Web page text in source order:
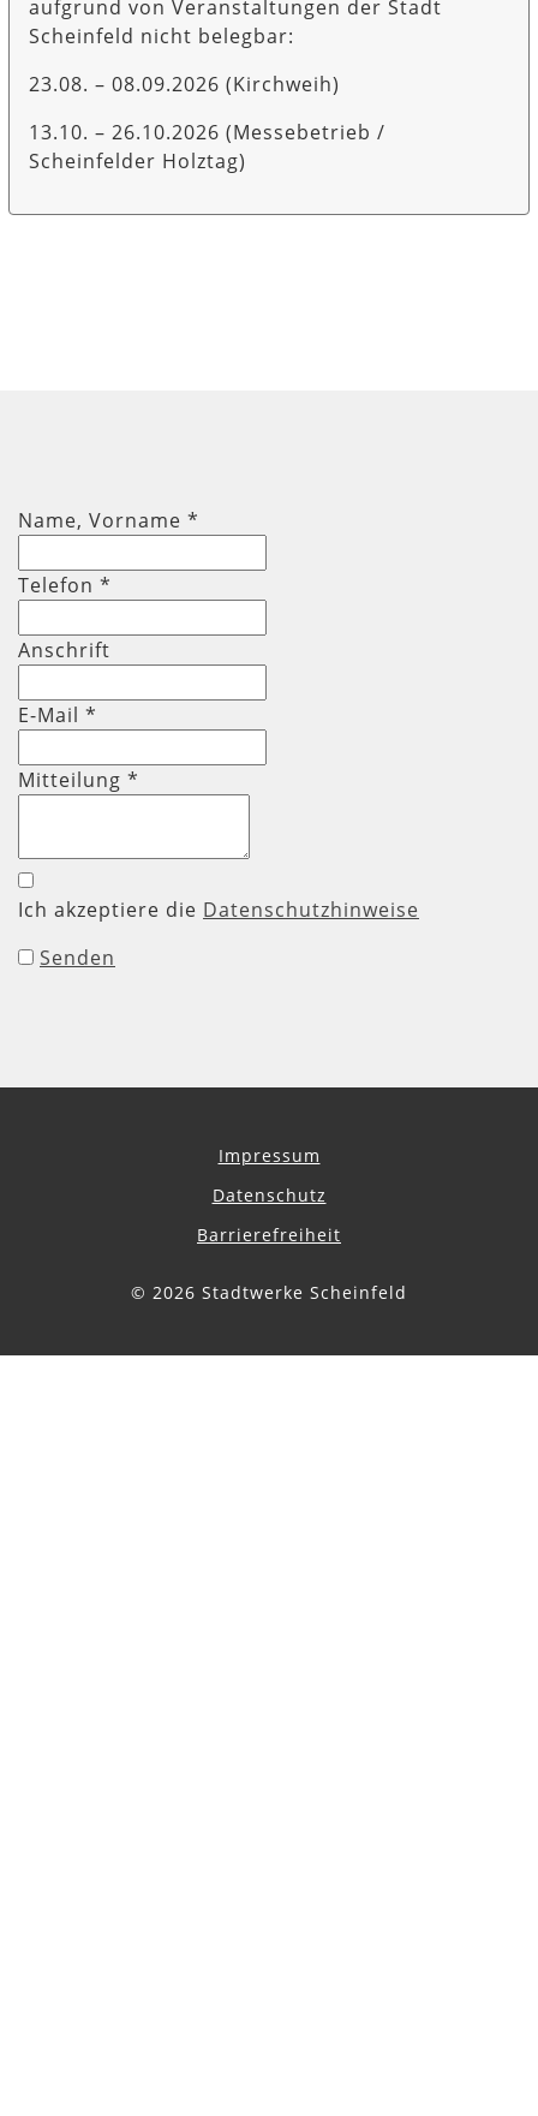
aufgrund von Veranstaltungen der Stadt
Scheinfeld nicht belegbar:
23.08. – 08.09.2026 (Kirchweih)
13.10. – 26.10.2026 (Messebetrieb /
Scheinfelder Holztag)
Name, Vorname *
Telefon *
Anschrift
E-Mail *
Mitteilung *
Ich akzeptiere die Datenschutzhinweise
Senden
Impressum
Datenschutz
Barrierefreiheit
© 2026 Stadtwerke Scheinfeld